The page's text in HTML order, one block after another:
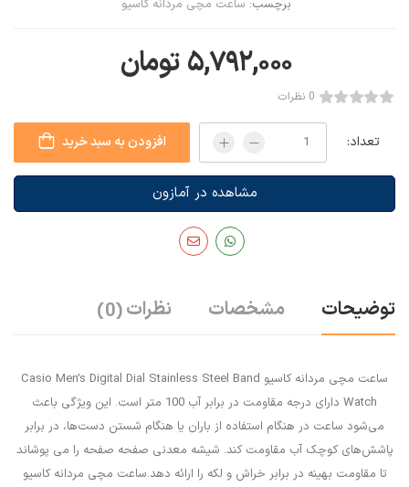
برچسب: ساعت مچی مردانه کاسیو
۵,۷۹۲,۰۰۰ تومان
0 نظرات
تعداد: افزودن به سبد خرید
مشاهده در آمازون
توضیحات مشخصات نظرات(0)
ساعت مچی مردانه کاسیو Casio Men’s Digital Dial Stainless Steel Band
Watch دارای درجه مقاومت در برابر آب 100 متر است. این ویژگی باعث
می‌شود ساعت در هنگام استفاده از باران یا هنگام شستن دست‌ها، در برابر
پاشش‌های کوچک آب مقاومت کند. شیشه معدنی صفحه صفحه را می پوشاند
تا مقاومت بهینه در برابر خراش و لکه را ارائه دهد.ساعت مچی مردانه کاسیو